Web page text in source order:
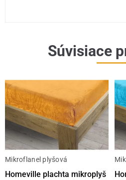
Súvisiace
Mikroflanel plyšová
Homeville plachta mikroplyš